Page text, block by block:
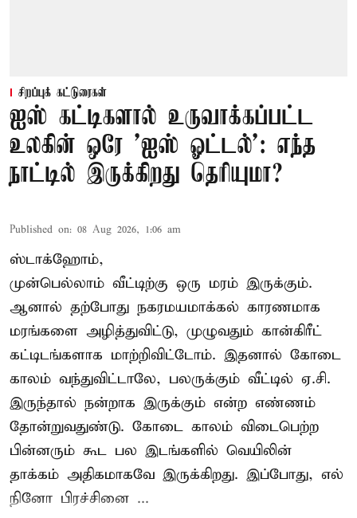
சிறப்புக் கட்டுரைகள்
ஐஸ் கட்டிகளால் உருவாக்கப்பட்ட
உலகின் ஒரே 'ஐஸ் ஓட்டல்': எந்த
நாட்டில் இருக்கிறது தெரியுமா?
Published on: 08 Aug 2026, 1:06 am
ஸ்டாக்ஹோம்,
முன்பெல்லாம் வீட்டிற்கு ஒரு மரம் இருக்கும்.
ஆனால் தற்போது நகரமயமாக்கல் காரணமாக
மரங்களை அழித்துவிட்டு, முழுவதும் கான்கிரீட்
கட்டிடங்களாக மாற்றிவிட்டோம். இதனால் கோடை
காலம் வந்துவிட்டாலே, பலருக்கும் வீட்டில் ஏ.சி.
இருந்தால் நன்றாக இருக்கும் என்ற எண்ணம்
தோன்றுவதுண்டு. கோடை காலம் விடைபெற்ற
பின்னரும் கூட பல இடங்களில் வெயிலின்
தாக்கம் அதிகமாகவே இருக்கிறது. இப்போது, எல்
நினோ பிரச்சினை ...